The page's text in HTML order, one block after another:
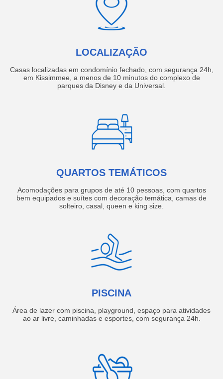
LOCALIZAÇÃO
Casas localizadas em condomínio fechado, com segurança 24h,
em Kissimmee, a menos de 10 minutos do complexo de
parques da Disney e da Universal.
QUARTOS TEMÁTICOS
Acomodações para grupos de até 10 pessoas, com quartos
bem equipados e suítes com decoração temática, camas de
solteiro, casal, queen e king size.
PISCINA
Área de lazer com piscina, playground, espaço para atividades
ao ar livre, caminhadas e esportes, com segurança 24h.